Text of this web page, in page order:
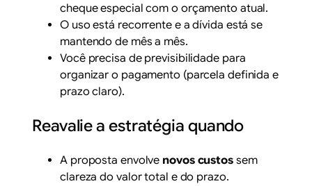
cheque especial com o orçamento atual.
O uso está recorrente e a dívida está se
mantendo de mês a mês.
Você precisa de previsibilidade para
organizar o pagamento (parcela definida e
prazo claro).
Reavalie a estratégia quando
A proposta envolve novos custos sem
clareza do valor total e do prazo.